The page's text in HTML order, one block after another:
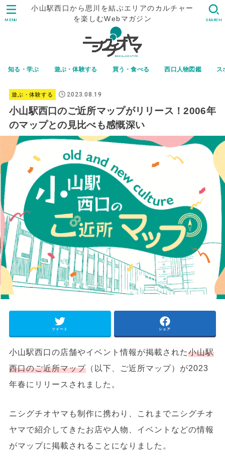
小山駅西口から思川を結ぶエリアのカルチャー
を楽しむWebマガジン
知る・学ぶ 遊ぶ・体験する 買う・食べる 西口人物図鑑 ス
SEARCH
MENU
遊ぶ・体験する 2023.08.19
小山駅西口のご近所マップがリリース！2006年
のマップとの見比べも感慨深い
ツイート シェア
小山駅西口の店舗やイベント情報が掲載された小山駅
西口のご近所マップ（以下、ご近所マップ）が2023
年春にリリースされました。
ニシグチオヤマも制作に携わり、これまでニシグチオ
ヤマで紹介してきたお店や人物、イベントなどの情報
がマップに掲載されることになりました。